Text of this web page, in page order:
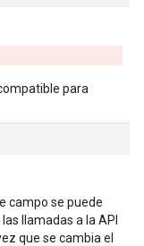
para
campo se puede
llamadas a la API
que se cambia el